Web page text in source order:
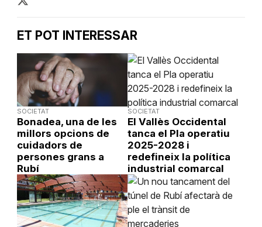
ET POT INTERESSAR
SOCIETAT
Bonadea, una de les
millors opcions de
cuidadors de
persones grans a
Rubí
SOCIETAT
El Vallès Occidental
tanca el Pla operatiu
2025-2028 i
redefineix la política
industrial comarcal